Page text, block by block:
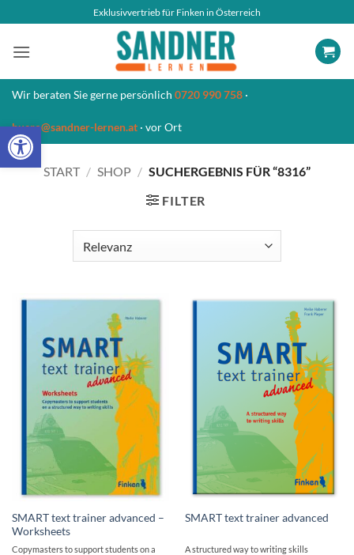
Open toolbar
Inhalt
springen
Exklusivvertrieb für Finken in Österreich
Wir beraten Sie gerne persönlich 0720 990 758 ·
buero@sandner-lernen.at · vor Ort
START / SHOP / SUCHERGEBNIS FÜR “8316”
FILTER
SMART text trainer advanced –
Worksheets
Copymasters to support students on a
SMART text trainer advanced
A structured way to writing skills